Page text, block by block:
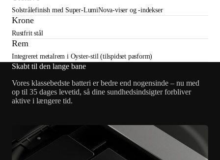
Solstrålefinish med Super-LumiNova-viser og -indekser
Krone
Rustfrit stål
Rem
Integreret metalrem i Oyster-stil (tilspidset pasform)
Skabt til den lange bane
Vores klassebedste batteri er bedre end nogensinde – nu med
op til 35 dages levetid, så dine sundhedsindsigter forbliver
aktive i længere tid.